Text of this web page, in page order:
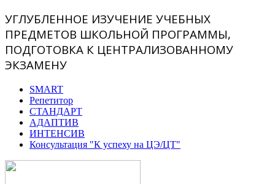
УГЛУБЛЕННОЕ ИЗУЧЕНИЕ УЧЕБНЫХ
ПРЕДМЕТОВ ШКОЛЬНОЙ ПРОГРАММЫ,
ПОДГОТОВКА К ЦЕНТРАЛИЗОВАННОМУ
ЭКЗАМЕНУ
SMART
Репетитор
СТАНДАРТ
АДАПТИВ
ИНТЕНСИВ
Консультация "К успеху на ЦЭ/ЦТ"